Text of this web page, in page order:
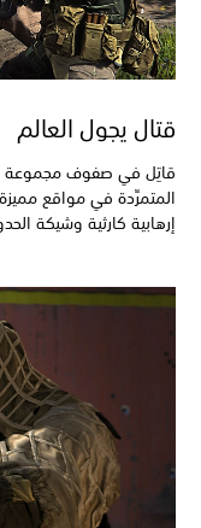
قتال يجول العالم
قاتِل في صفوف مجموعة
المتمرِّدة في مواقع مميزة
إرهابية كارثية وشيكة